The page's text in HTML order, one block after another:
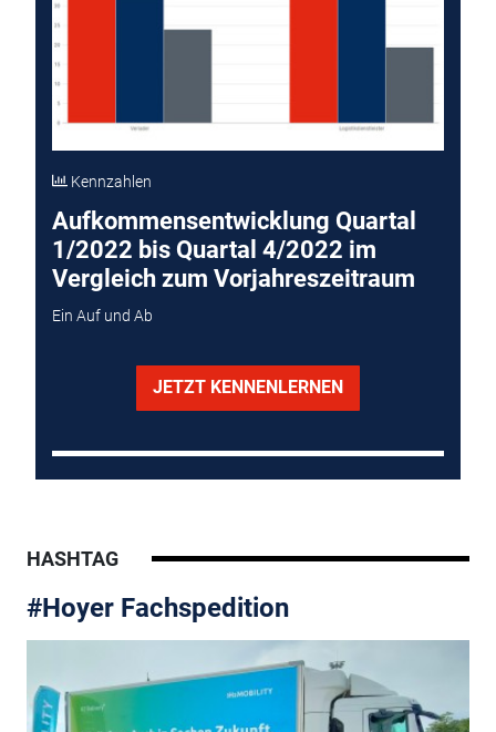
Kennzahlen
Aufkommensentwicklung Quartal
1/2022 bis Quartal 4/2022 im
Vergleich zum Vorjahreszeitraum
Ein Auf und Ab
JETZT KENNENLERNEN
HASHTAG
#Hoyer Fachspedition